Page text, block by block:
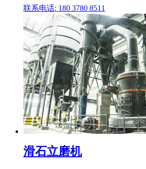
联系电话: 180 3780 8511
滑石立磨机